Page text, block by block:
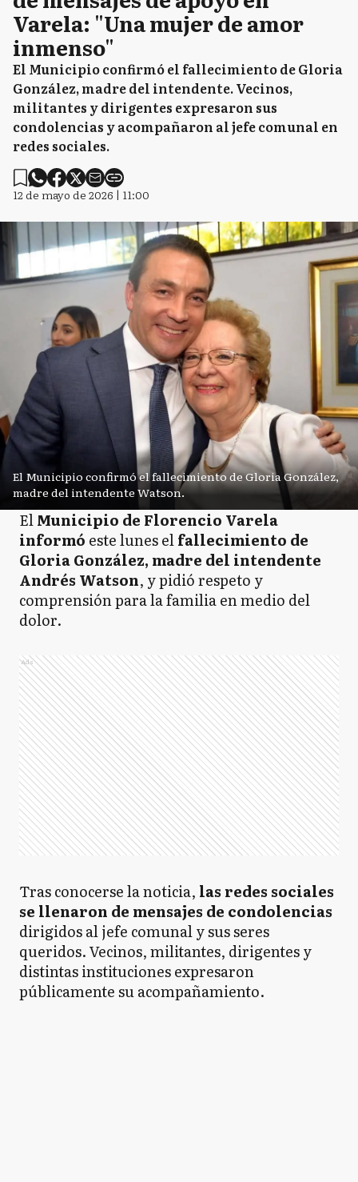
Varela: "Una mujer de amor
inmenso"
El Municipio confirmó el fallecimiento de Gloria
González, madre del intendente. Vecinos,
militantes y dirigentes expresaron sus
condolencias y acompañaron al jefe comunal en
redes sociales.
12 de mayo de 2026 | 11:00
El Municipio confirmó el fallecimiento de Gloria González,
madre del intendente Watson.
ElMunicipio de Florencio Varela
informó este lunes elfallecimiento de
Gloria González, madre del intendente
Andrés Watson, y pidió respeto y
comprensión para la familia en medio del
dolor.
Ads
Tras conocerse la noticia, las redes sociales
se llenaron de mensajes de condolencias
dirigidos al jefe comunal y sus seres
queridos. Vecinos, militantes, dirigentes y
distintas instituciones expresaron
públicamente su acompañamiento.